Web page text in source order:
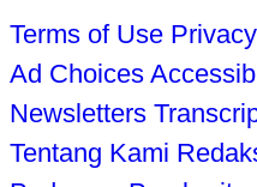
Terms of Use
Ad Choices
Newsletters
Tentang Kami